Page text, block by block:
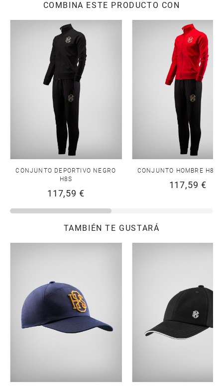
COMBINA ESTE PRODUCTO CON
CONJUNTO DEPORTIVO NEGRO
H8S
117,59 €
CONJUNTO HOMBRE H8S
117,59 €
TAMBIÉN TE GUSTARÁ